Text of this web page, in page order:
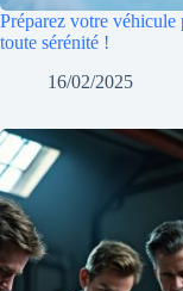
Préparez votre véhicule
toute sérénité !
16/02/2025